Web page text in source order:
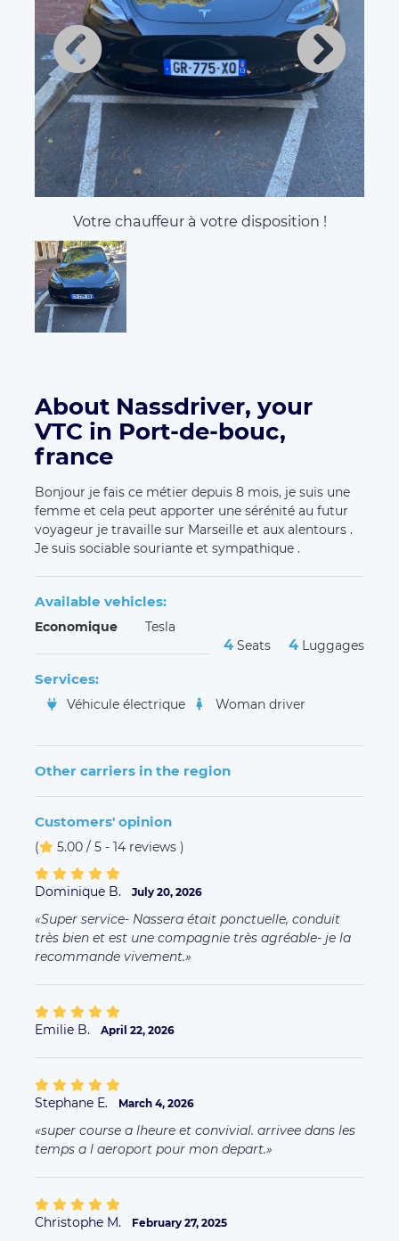
Votre chauffeur à votre disposition !
About Nassdriver, your
VTC in Port-de-bouc,
france
Bonjour je fais ce métier depuis 8 mois, je suis une
femme et cela peut apporter une sérénité au futur
voyageur je travaille sur Marseille et aux alentours .
Je suis sociable souriante et sympathique .
Available vehicles:
Economique Tesla
4 Seats 4 Luggages
Services:
Véhicule électrique Woman driver
Other carriers in the region
Customers' opinion
( 5.00 / 5 - 14 reviews )
Dominique B. July 20, 2026
Super service- Nassera était ponctuelle, conduit
très bien et est une compagnie très agréable- je la
recommande vivement.
Emilie B. April 22, 2026
Stephane E. March 4, 2026
super course a lheure et convivial. arrivee dans les
temps a l aeroport pour mon depart.
Christophe M. February 27, 2025